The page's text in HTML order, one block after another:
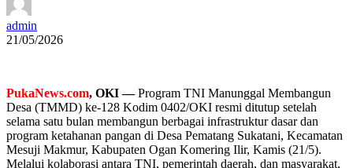
admin
21/05/2026
PukaNews.com, OKI —Program TNI Manunggal Membangun
Desa (TMMD) ke-128 Kodim 0402/OKI resmi ditutup setelah
selama satu bulan membangun berbagai infrastruktur dasar dan
program ketahanan pangan di Desa Pematang Sukatani, Kecamatan
Mesuji Makmur, Kabupaten Ogan Komering Ilir, Kamis (21/5).
Melalui kolaborasi antara TNI, pemerintah daerah, dan masyarakat,